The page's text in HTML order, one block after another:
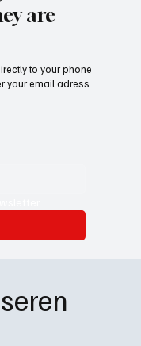
are
to your phone
your email adress